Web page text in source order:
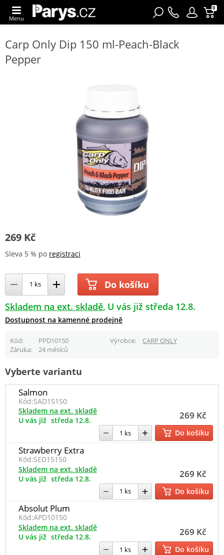
0
Menu
Carp Only Dip 150 ml-Peach-Black
Pepper
269 Kč
Sleva 5 % po registraci
Do košíku
Skladem na ext. skladě U vás již středa 12.8.
Dostupnost na kamenné prodejně
Kód PPD10150 Výrobce
CARP ONLY
Záruka
24 měsíců
Vyberte variantu
Salmon
Kód:SAD15150
269 Kč
Skladem na ext. skladě
U vás již středa 12.8.
Do košíku
Strawberry Extra
Kód:SED15150
269 Kč
Skladem na ext. skladě
U vás již středa 12.8.
Do košíku
Absolut Plum
Kód:APD10150
269 Kč
Skladem na ext. skladě
U vás již středa 12.8.
Do košíku